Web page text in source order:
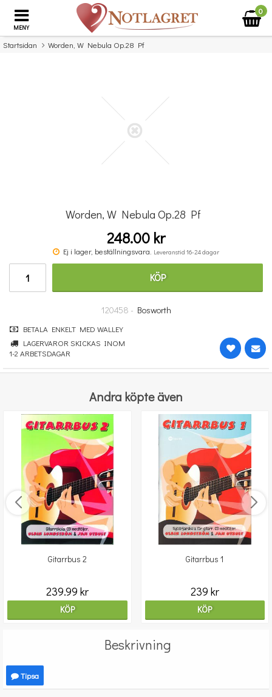
MENY
0
Startsidan Worden, W Nebula Op.28 Pf
Povel vid pianot
Worden, W Nebula Op.28 Pf
248.00 kr
Ej i lager, beställningsvara. Leveranstid 16-24 dagar
KÖP
120458 - Bosworth
BETALA ENKELT MED WALLEY
LAGERVAROR SKICKAS INOM
1-2 ARBETSDAGAR
Andra köpte även
Gitarrbus 2
239.99 kr
KÖP
Gitarrbus 1
239 kr
KÖP
Beskrivning
Tipsa